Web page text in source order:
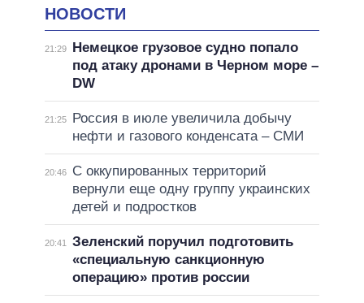
НОВОСТИ
21:29
Немецкое грузовое судно попало
под атаку дронами в Черном море –
DW
21:25
Россия в июле увеличила добычу
нефти и газового конденсата – СМИ
20:46
С оккупированных территорий
вернули еще одну группу украинских
детей и подростков
20:41
Зеленский поручил подготовить
«специальную санкционную
операцию» против россии